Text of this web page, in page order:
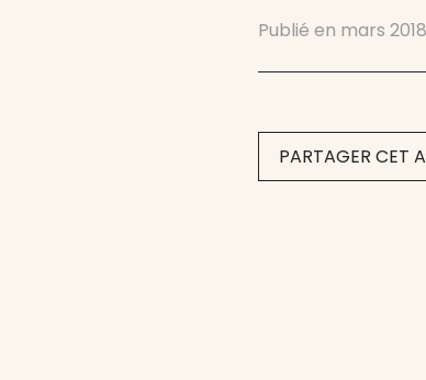
Publié en mars 2018
PARTAGER CET